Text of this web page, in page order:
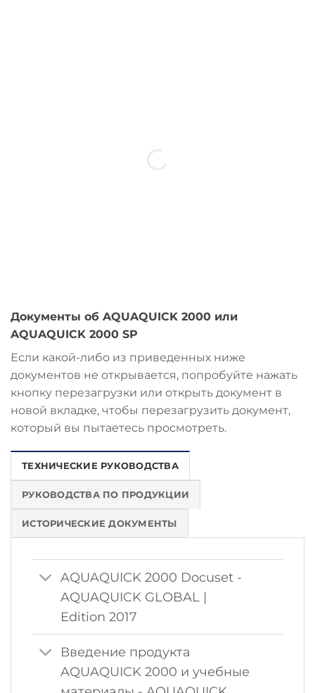
Документы об AQUAQUICK 2000 или
AQUAQUICK 2000 SP
Если какой-либо из приведенных ниже
документов не открывается, попробуйте нажать
кнопку перезагрузки или открыть документ в
новой вкладке, чтобы перезагрузить документ,
который вы пытаетесь просмотреть.
ТЕХНИЧЕСКИЕ РУКОВОДСТВА
РУКОВОДСТВА ПО ПРОДУКЦИИ
ИСТОРИЧЕСКИЕ ДОКУМЕНТЫ
AQUAQUICK 2000 Docuset -
AQUAQUICK GLOBAL |
Edition 2017
Введение продукта
AQUAQUICK 2000 и учебные